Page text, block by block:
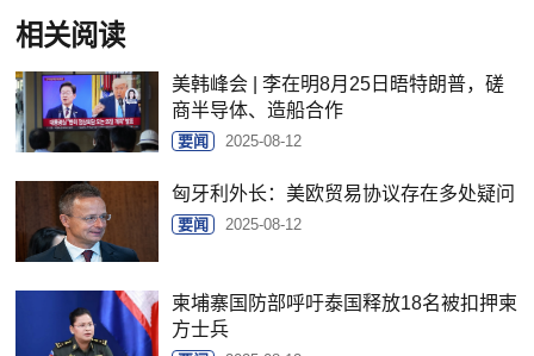
相关阅读
美韩峰会 | 李在明8月25日晤特朗普，磋
商半导体、造船合作
要闻 2025-08-12
匈牙利外长：美欧贸易协议存在多处疑问
要闻 2025-08-12
柬埔寨国防部呼吁泰国释放18名被扣押柬
方士兵